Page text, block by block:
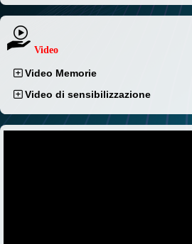
Video
Video Memorie
Video di sensibilizzazione